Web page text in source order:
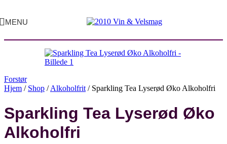
MENU
Forstør
Hjem / Shop /Alkoholfrit / Sparkling Tea Lyserød Øko Alkoholfri
Sparkling Tea Lyserød Øko
Alkoholfri